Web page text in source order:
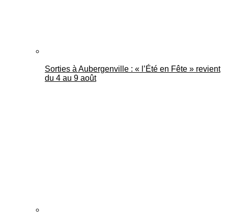
Sorties à Aubergenville : « l’Été en Fête » revient
du 4 au 9 août